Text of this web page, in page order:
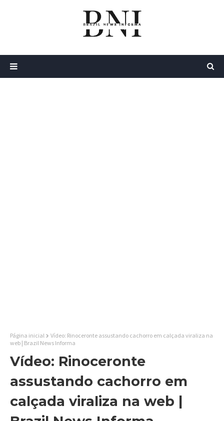
Página inicial
Vídeo: Rinoceronte assustando cachorro em calçada viraliza na
web | Brazil News Informa
Vídeo: Rinoceronte
assustando cachorro em
calçada viraliza na web |